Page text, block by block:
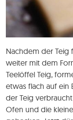
Nachdem der Teig
weiter mit dem
Teelöffel Teig,
etwas flach auf ein
der Teig
Ofen und die